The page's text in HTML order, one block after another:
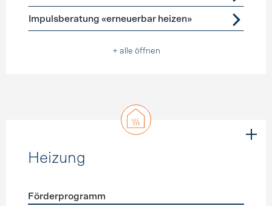
Impulsberatung «erneuerbar heizen»
+ alle öffnen
Heizung
Förderprogramm